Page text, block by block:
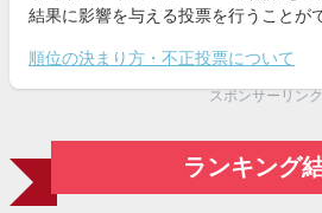
結果に影響を与える投票を行うことが
順位の決まり方・不正投票について
スポンサーリンク
ランキング